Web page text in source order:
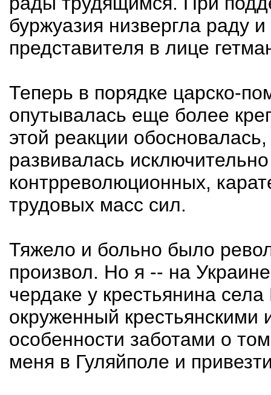
буржуазия низвергла раду
представителя в лице
Теперь в порядке царско-
опутывалась еще более
этой реакции
развивалась
контрреволюционных,
трудовых масс сил.
Тяжело и больно было
произвол. Но я -- на
чердаке у крестьянина
окруженный крестьянскими
особенности заботами о
меня в Гуляйполе и